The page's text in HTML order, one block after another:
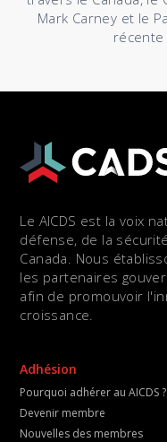
Mark Carney et le
Le AICDS est la voix
défense, de la
Canada. Nous
les partenaires
afin de promouvoir
croissance.
Adhésion
Pourquoi adhérer au AICDS ?
Devenir membre
Nouvelles des membres